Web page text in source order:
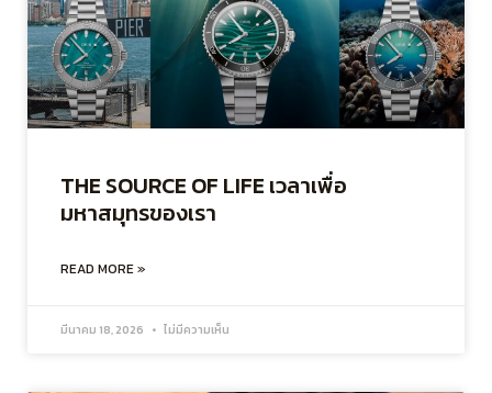
THE SOURCE OF LIFE เวลาเพื่อ
มหาสมุทรของเรา
READ MORE »
มีนาคม 18, 2026 ไม่มีความเห็น